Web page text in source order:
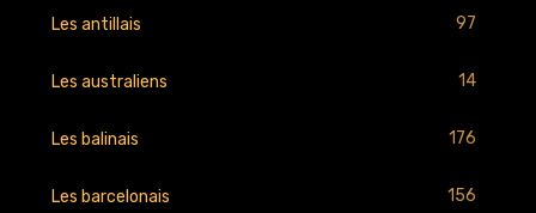
Les antillais 97
Les australiens 14
Les balinais 176
Les barcelonais 156